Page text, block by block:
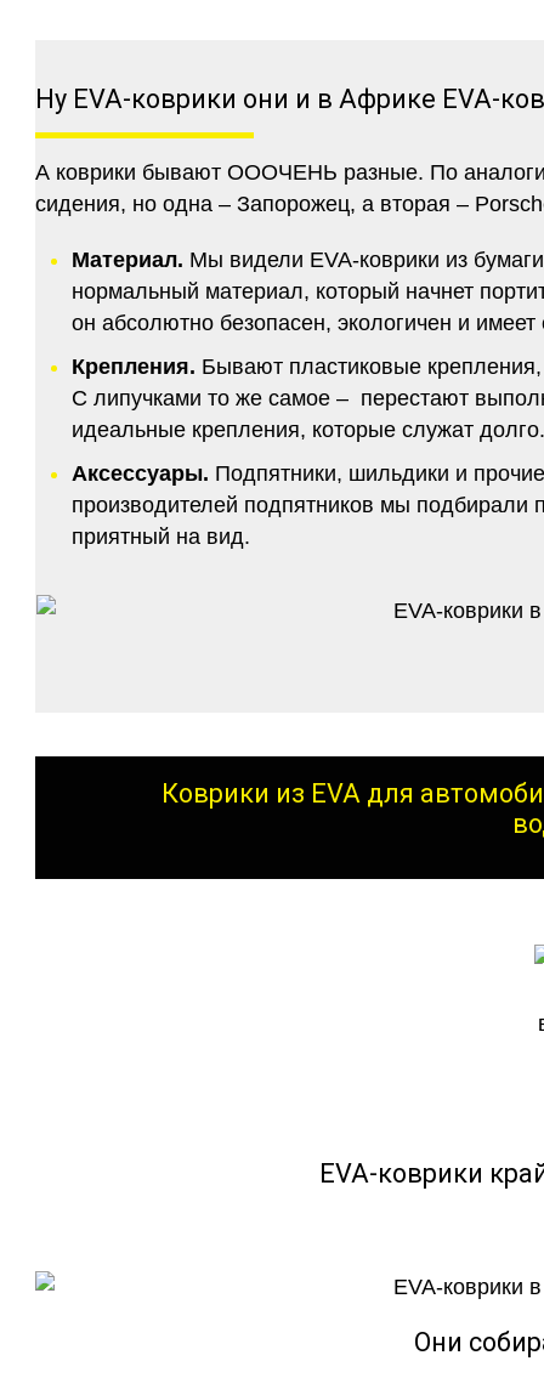
Ну EVA-коврики они и в Африке EVA-
А коврики бывают ОООЧЕНЬ разные. По
сидения, но одна – Запорожец, а вторая –
Материал. Мы видели EVA-коврики из
нормальный материал, который начнет
он абсолютно безопасен, экологичен и
Крепления. Бывают пластиковые
С липучками то же самое – перестают
идеальные крепления, которые служат
Аксессуары. Подпятники, шильдики и
производителей подпятников мы подбирали
приятный на вид.
Коврики из EVA для
EVA-коврики
Они